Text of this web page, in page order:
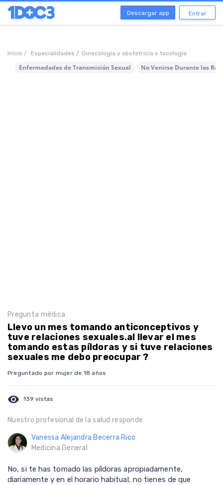
Descargar app Entrar
Inicio / Especialidades / Ginecología y obstetricia o tocología
Enfermedades de Transmisión Sexual No Venirse Durante las
Pregunta médica
Llevo un mes tomando anticonceptivos y
tuve relaciones sexuales.al llevar el mes
tomando estas píldoras y si tuve relaciones
sexuales me debo preocupar ?
Preguntado por mujer de 18 años
visibility 139 vistas
Nuestro profesional de la salud responde
Vanessa Alejandra Becerra Rico
Medicina General
No, si te has tomado las píldoras apropiadamente,
diariamente y en el horario habitual, no tienes de que